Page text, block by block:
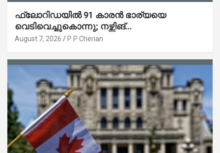
ഫ്ലോറിഡയിൽ 91 കാരൻ ഭാര്യയെ
വെടിവെച്ചുകൊന്നു; നഴ്സിങ്
ഹോമിലാക്കില്ലെന്ന് നൽകിയ വാഗ്ദാനം
August 7, 2026 P P Cherian